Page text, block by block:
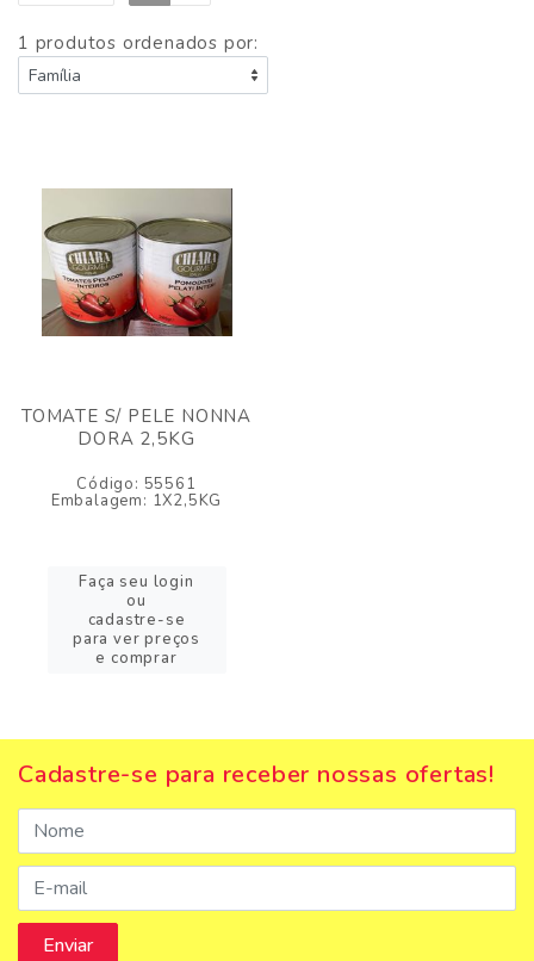
1 produtos ordenados por:
TOMATE S/ PELE NONNA
DORA 2,5KG
Código: 55561
Embalagem: 1X2,5KG
Faça seu login
ou
cadastre-se
para ver preços
e comprar
Cadastre-se para receber nossas ofertas!